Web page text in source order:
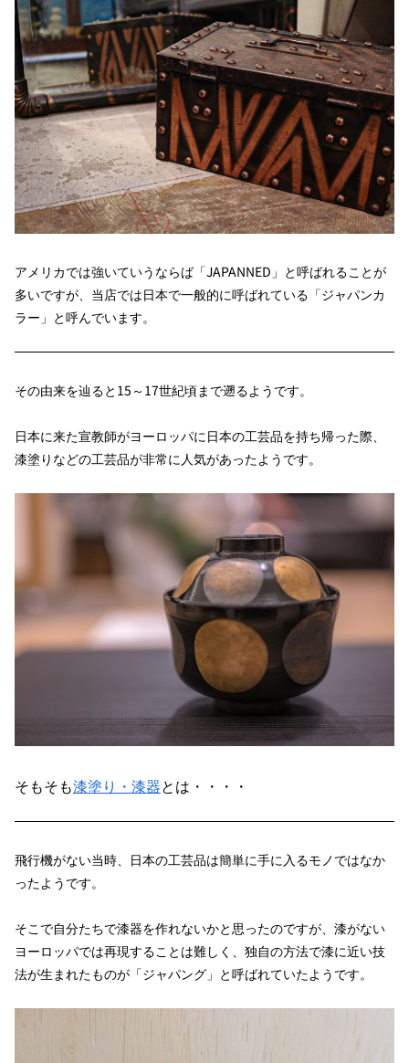
アメリカでは強いていうならば「JAPANNED」と呼ばれることが
多いですが、当店では日本で一般的に呼ばれている「ジャパンカ
ラー」と呼んでいます。
その由来を辿ると15～17世紀頃まで遡るようです。
日本に来た宣教師がヨーロッパに日本の工芸品を持ち帰った際、
漆塗りなどの工芸品が非常に人気があったようです。
そもそも漆塗り・漆器とは・・・・
飛行機がない当時、日本の工芸品は簡単に手に入るモノではなか
ったようです。
そこで自分たちで漆器を作れないかと思ったのですが、漆がない
ヨーロッパでは再現することは難しく、独自の方法で漆に近い技
法が生まれたものが「ジャパング」と呼ばれていたようです。